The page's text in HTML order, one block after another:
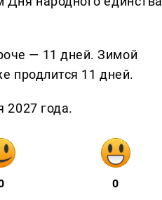
— 11 дней. Зимой
продлится 11 дней.
2027 года.
0